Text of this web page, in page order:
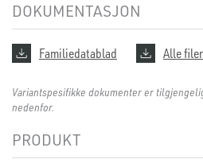
DOKUMENTASJON
Familiedatablad Alle
Variantspesifikke dokumenter er
nedenfor.
PRODUKT